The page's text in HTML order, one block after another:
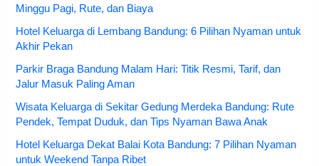
Minggu Pagi, Rute, dan Biaya
Hotel Keluarga di Lembang Bandung: 6 Pilihan Nyaman untuk
Akhir Pekan
Parkir Braga Bandung Malam Hari: Titik Resmi, Tarif, dan
Jalur Masuk Paling Aman
Wisata Keluarga di Sekitar Gedung Merdeka Bandung: Rute
Pendek, Tempat Duduk, dan Tips Nyaman Bawa Anak
Hotel Keluarga Dekat Balai Kota Bandung: 7 Pilihan Nyaman
untuk Weekend Tanpa Ribet